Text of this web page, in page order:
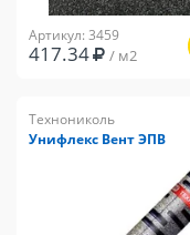
Артикул: 3459
417.34 / м2
Технониколь
Унифлекс Вент ЭПВ